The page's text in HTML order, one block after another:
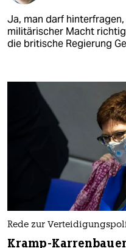
Ja, man darf
militärischer Macht
die britische Regierung
Rede zur
Kramp-